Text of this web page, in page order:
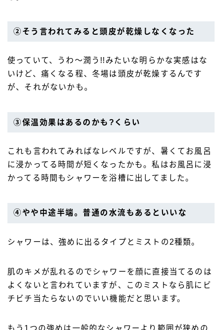
②そう言われてみると頭皮が乾燥しなくなった
使っていて、うわ〜潤う!!みたいな明らかな実感はな
いけど、痛くなる程、冬場は頭皮が乾燥するんです
が、それがないかも。
③保温効果はあるのかも?くらい
これも言われてみればなレベルですが、暑くてお風呂
に浸かってる時間が短くなったかも。私はお風呂に浸
かってる時間もシャワーを浴槽に出してました。
④やや中途半端。普通の水流もあるといいな
シャワーは、強めに出るタイプとミストの2種類。
肌のキメが乱れるのでシャワーを顔に直接当てるのは
よくないと言われていますが、このミストなら肌にビ
チビチ当たらないのでいい機能だと思います。
もう1つの強めは一般的なシャワーより範囲が狭めの